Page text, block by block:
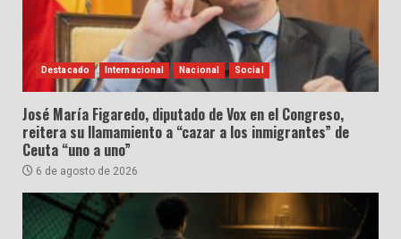
Destacado Internacional Nacional Social
José María Figaredo, diputado de Vox en el Congreso,
reitera su llamamiento a “cazar a los inmigrantes” de
Ceuta “uno a uno”
6 de agosto de 2026